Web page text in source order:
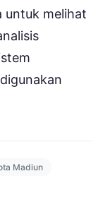
untuk melihat
Madiun